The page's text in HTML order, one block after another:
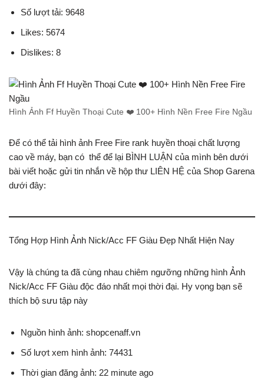
Số lượt tải: 9648
Likes: 5674
Dislikes: 8
Hình Ảnh Ff Huyền Thoại Cute ❤️️ 100+ Hình Nền Free Fire Ngầu
Để có thể tải hình ảnh Free Fire rank huyền thoại chất lượng
cao về máy, bạn có thể để lại BÌNH LUẬN của mình bên dưới
bài viết hoặc gửi tin nhắn về hộp thư LIÊN HỆ của Shop Garena
dưới đây:
Tổng Hợp Hình Ảnh Nick/Acc FF Giàu Đẹp Nhất Hiện Nay
Vậy là chúng ta đã cùng nhau chiêm ngưỡng những hình Ảnh
Nick/Acc FF Giàu độc đáo nhất mọi thời đại. Hy vọng bạn sẽ
thích bộ sưu tập này
Nguồn hình ảnh: shopcenaff.vn
Số lượt xem hình ảnh: 74431
Thời gian đăng ảnh: 22 minute ago